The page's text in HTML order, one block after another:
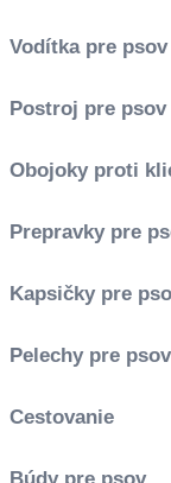
Vodítka pre psov
Postroj pre psov
Obojoky proti
Prepravky pre
Kapsičky pre
Pelechy pre psov
Cestovanie